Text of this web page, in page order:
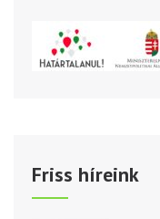
Friss híreink